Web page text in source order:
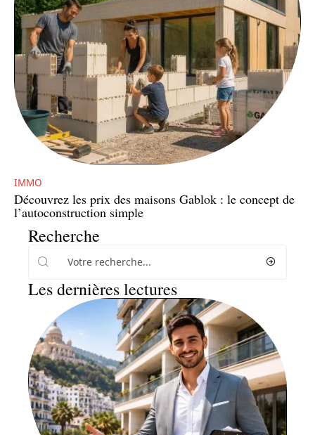
IMMO
Découvrez les prix des maisons Gablok : le concept de
l’autoconstruction simple
Recherche
Les dernières lectures